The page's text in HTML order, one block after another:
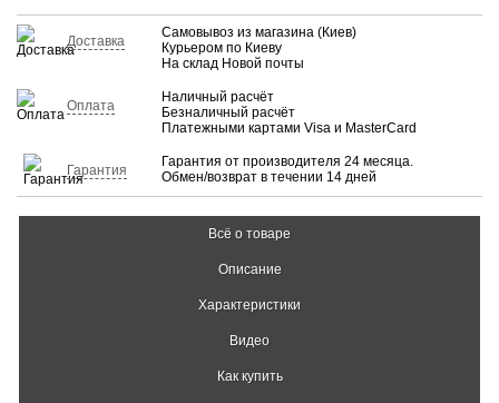
Доставка
Самовывоз из магазина (Киев)
Курьером по Киеву
На склад Новой почты
Оплата
Наличный расчёт
Безналичный расчёт
Платежными картами Visa и MasterCard
Гарантия
Гарантия от производителя 24 месяца.
Обмен/возврат в течении 14 дней
Всё о товаре
Описание
Характеристики
Видео
Как купить